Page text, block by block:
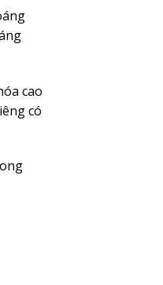
cao
có